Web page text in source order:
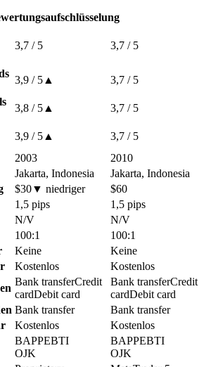
3,7 / 5 3,7 / 5
3,9 / 5 ▲ 3,7 / 5
3,8 / 5 ▲ 3,7 / 5
3,9 / 5 ▲ 3,7 / 5
2003
2010
Jakarta, Indonesia
Jakarta, Indonesia
$30▼ niedriger
$60
1,5 pips
1,5 pips
N/V
N/V
100:1
100:1
Keine
Keine
Kostenlos
Kostenlos
Bank transferCredit
cardDebit card
Bank transferCredit
cardDebit card
Bank transfer
Bank transfer
Kostenlos
Kostenlos
BAPPEBTI
OJK
BAPPEBTI
OJK